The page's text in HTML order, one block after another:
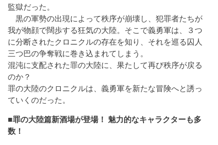
監獄だった。
黒の軍勢の出現によって秩序が崩壊し、犯罪者たちが
我が物顔で闊歩する狂気の大陸。そこで義勇軍は、３つ
に分断されたクロニクルの存在を知り、それを巡る囚人
三つ巴の争奪戦に巻き込まれてしまう。
混沌に支配された罪の大陸に、果たして再び秩序が戻る
のか？
罪の大陸のクロニクルは、義勇軍を新たな冒険へと誘っ
ていくのだった。
■罪の大陸篇新酒場が登場！ 魅力的なキャラクターも多
数！